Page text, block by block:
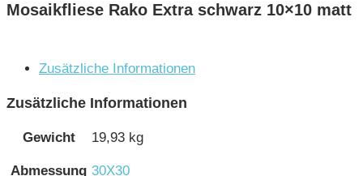
Mosaikfliese Rako Extra schwarz 10×10 matt
Zusätzliche Informationen
Zusätzliche Informationen
Gewicht 19,93 kg
Abmessung 30X30